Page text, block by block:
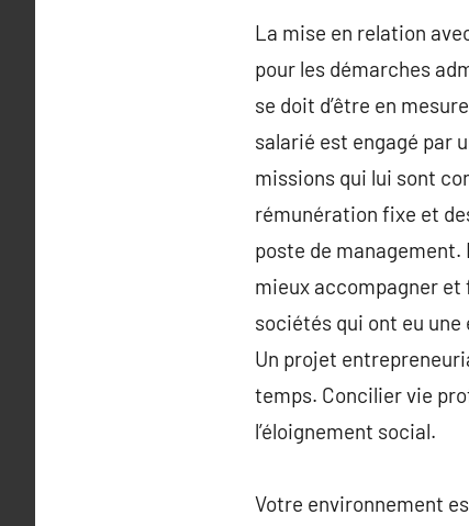
La mise en relation
pour les démarches
se doit d’être en
salarié est engagé par
missions qui lui sont
rémunération fixe et
poste de
mieux accompagner et
sociétés qui ont eu une
Un projet
temps. Concilier vie
l’éloignement social.
Votre environnement